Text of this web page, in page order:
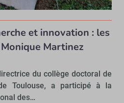
et innovation : les
Martinez
du collège doctoral de
Toulouse, a participé à la
des…